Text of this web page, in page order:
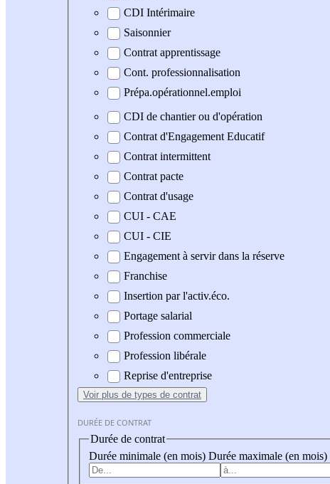
CDI Intérimaire
Saisonnier
Contrat apprentissage
Cont. professionnalisation
Prépa.opérationnel.emploi
CDI de chantier ou d'opération
Contrat d'Engagement Educatif
Contrat intermittent
Contrat pacte
Contrat d'usage
CUI - CAE
CUI - CIE
Engagement à servir dans la réserve
Franchise
Insertion par l'activ.éco.
Portage salarial
Profession commerciale
Profession libérale
Reprise d'entreprise
Voir plus de types de contrat
DURÉE DE CONTRAT
Durée de contrat
Durée minimale (en mois) Durée maximale (en mois)